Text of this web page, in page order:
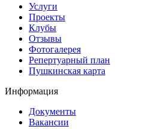
Услуги
Проекты
Клубы
Отзывы
Фотогалерея
Репертуарный план
Пушкинская карта
Информация
Документы
Вакансии